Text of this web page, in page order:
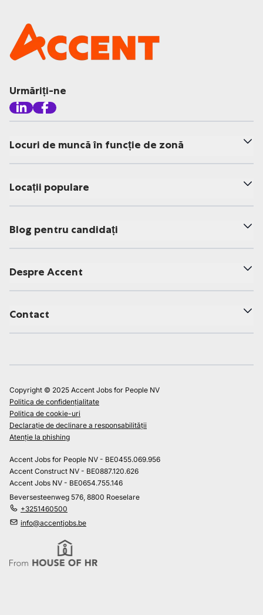
Urmăriți-ne
Locuri de muncă în funcție de zonă
Locații populare
Blog pentru candidați
Despre Accent
Contact
Copyright © 2025 Accent Jobs for People NV
Politica de confidențialitate
Politica de cookie-uri
Declarație de declinare a responsabilității
Atenție la phishing
Accent Jobs for People NV - BE0455.069.956
Accent Construct NV - BE0887.120.626
Accent Jobs NV - BE0654.755.146
Beversesteenweg 576, 8800 Roeselare
+3251460500
info@accentjobs.be